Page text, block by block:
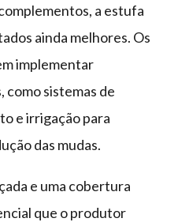
a estufa
ainda melhores. Os
implementar
como sistemas de
e irrigação para
das mudas.
e uma cobertura
que o produtor